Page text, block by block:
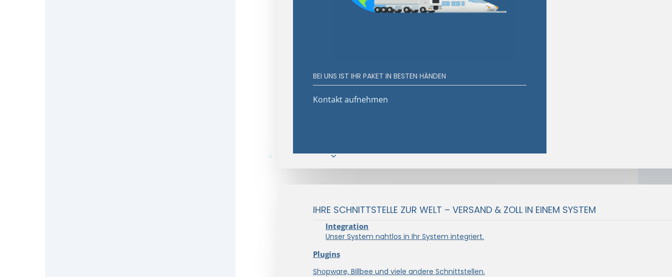
BEI UNS IST IHR PAKET IN BESTEN HÄNDEN
Kontakt aufnehmen
E-Commerce
IHRE SCHNITTSTELLE ZUR WELT – VERSAND & ZOLL IN EINEM SYSTEM
Integration
Unser System nahtlos in Ihr System integriert.
Plugins
Shopware, Billbee und viele andere Schnittstellen.